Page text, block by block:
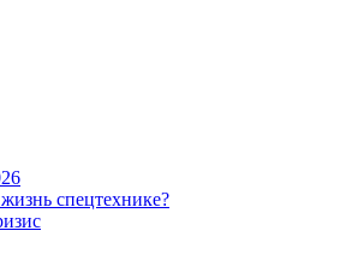
спецтехнике?